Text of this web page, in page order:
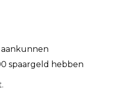
aankunnen
spaargeld hebben